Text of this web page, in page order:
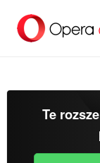
treści
Te